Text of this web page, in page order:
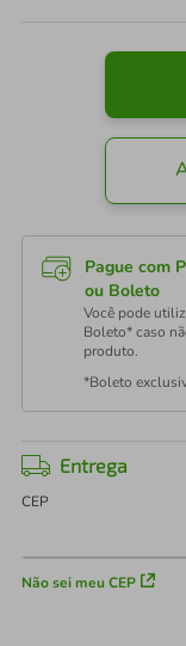
Pague com
ou Boleto
Você pode
Boleto* caso
produto.
*Boleto
Entrega
CEP
Não sei meu CEP